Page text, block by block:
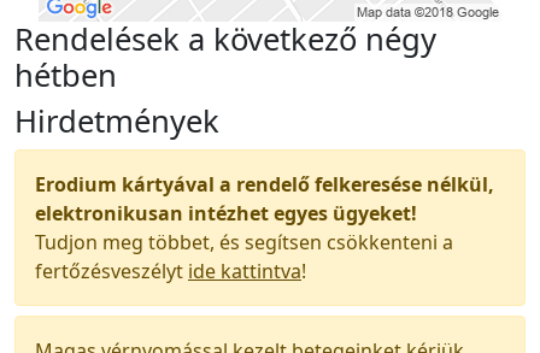
Rendelések a következő négy
hétben
Hirdetmények
Erodium kártyával a rendelő felkeresése nélkül,
elektronikusan intézhet egyes ügyeket!
Tudjon meg többet, és segítsen csökkenteni a
fertőzésveszélyt ide kattintva!